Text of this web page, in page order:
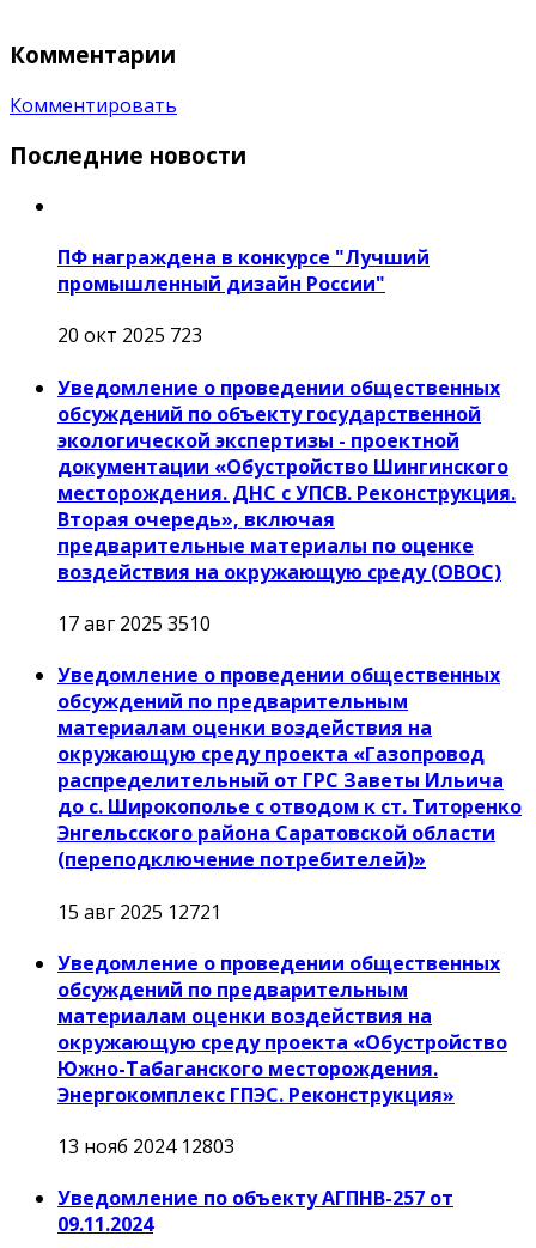
Комментарии
Комментировать
Последние новости
ПФ награждена в конкурсе "Лучший
промышленный дизайн России"
20 окт 2025 723
Уведомление о проведении общественных
обсуждений по объекту государственной
экологической экспертизы - проектной
документации «Обустройство Шингинского
месторождения. ДНС с УПСВ. Реконструкция.
Вторая очередь», включая
предварительные материалы по оценке
воздействия на окружающую среду (ОВОС)
17 авг 2025 3510
Уведомление о проведении общественных
обсуждений по предварительным
материалам оценки воздействия на
окружающую среду проекта «Газопровод
распределительный от ГРС Заветы Ильича
до с. Широкополье с отводом к ст. Титоренко
Энгельсского района Саратовской области
(переподключение потребителей)»
15 авг 2025 12721
Уведомление о проведении общественных
обсуждений по предварительным
материалам оценки воздействия на
окружающую среду проекта «Обустройство
Южно-Табаганского месторождения.
Энергокомплекс ГПЭС. Реконструкция»
13 нояб 2024 12803
Уведомление по объекту АГПНВ-257 от
09.11.2024